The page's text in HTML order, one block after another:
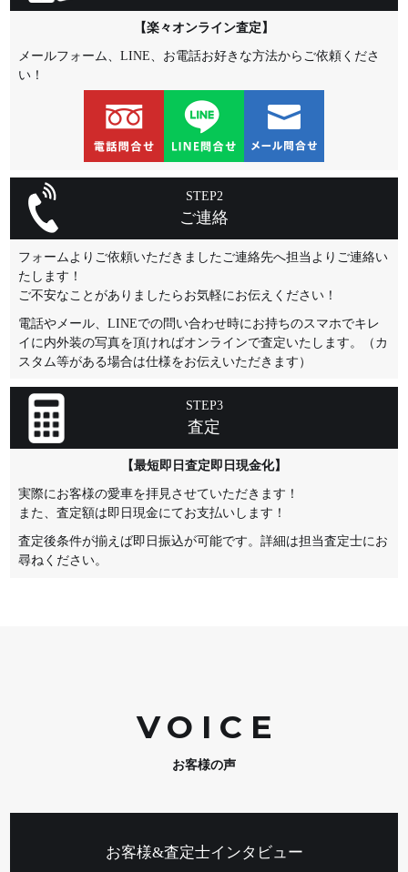
【楽々オンライン査定】
メールフォーム、LINE、お電話お好きな方法からご依頼くださ
い！
STEP2
ご連絡
フォームよりご依頼いただきましたご連絡先へ担当よりご連絡い
たします！
ご不安なことがありましたらお気軽にお伝えください！
電話やメール、LINEでの問い合わせ時にお持ちのスマホでキレ
イに内外装の写真を頂ければオンラインで査定いたします。（カ
スタム等がある場合は仕様をお伝えいただきます）
STEP3
査定
【最短即日査定即日現金化】
実際にお客様の愛車を拝見させていただきます！
また、査定額は即日現金にてお支払いします！
査定後条件が揃えば即日振込が可能です。詳細は担当査定士にお
尋ねください。
VOIC E
お客様の声
お客様&査定士インタビュー